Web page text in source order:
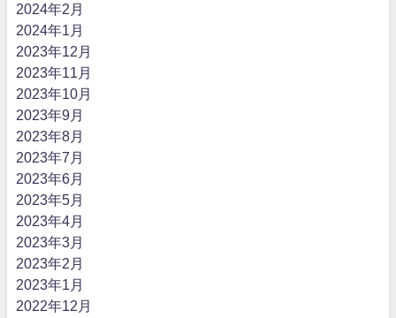
2024年2月
2024年1月
2023年12月
2023年11月
2023年10月
2023年9月
2023年8月
2023年7月
2023年6月
2023年5月
2023年4月
2023年3月
2023年2月
2023年1月
2022年12月